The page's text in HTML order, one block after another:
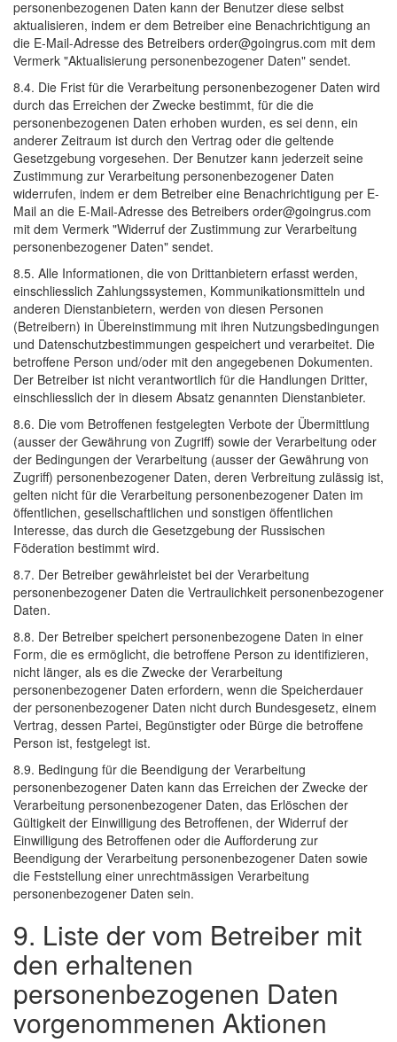
personenbezogenen Daten kann der Benutzer diese selbst
aktualisieren, indem er dem Betreiber eine Benachrichtigung an
die E-Mail-Adresse des Betreibers order@goingrus.com mit dem
Vermerk "Aktualisierung personenbezogener Daten" sendet.
8.4. Die Frist für die Verarbeitung personenbezogener Daten wird
durch das Erreichen der Zwecke bestimmt, für die die
personenbezogenen Daten erhoben wurden, es sei denn, ein
anderer Zeitraum ist durch den Vertrag oder die geltende
Gesetzgebung vorgesehen. Der Benutzer kann jederzeit seine
Zustimmung zur Verarbeitung personenbezogener Daten
widerrufen, indem er dem Betreiber eine Benachrichtigung per E-
Mail an die E-Mail-Adresse des Betreibers order@goingrus.com
mit dem Vermerk "Widerruf der Zustimmung zur Verarbeitung
personenbezogener Daten" sendet.
8.5. Alle Informationen, die von Drittanbietern erfasst werden,
einschliesslich Zahlungssystemen, Kommunikationsmitteln und
anderen Dienstanbietern, werden von diesen Personen
(Betreibern) in Übereinstimmung mit ihren Nutzungsbedingungen
und Datenschutzbestimmungen gespeichert und verarbeitet. Die
betroffene Person und/oder mit den angegebenen Dokumenten.
Der Betreiber ist nicht verantwortlich für die Handlungen Dritter,
einschliesslich der in diesem Absatz genannten Dienstanbieter.
8.6. Die vom Betroffenen festgelegten Verbote der Übermittlung
(ausser der Gewährung von Zugriff) sowie der Verarbeitung oder
der Bedingungen der Verarbeitung (ausser der Gewährung von
Zugriff) personenbezogener Daten, deren Verbreitung zulässig ist,
gelten nicht für die Verarbeitung personenbezogener Daten im
öffentlichen, gesellschaftlichen und sonstigen öffentlichen
Interesse, das durch die Gesetzgebung der Russischen
Föderation bestimmt wird.
8.7. Der Betreiber gewährleistet bei der Verarbeitung
personenbezogener Daten die Vertraulichkeit personenbezogener
Daten.
8.8. Der Betreiber speichert personenbezogene Daten in einer
Form, die es ermöglicht, die betroffene Person zu identifizieren,
nicht länger, als es die Zwecke der Verarbeitung
personenbezogener Daten erfordern, wenn die Speicherdauer
der personenbezogener Daten nicht durch Bundesgesetz, einem
Vertrag, dessen Partei, Begünstigter oder Bürge die betroffene
Person ist, festgelegt ist.
8.9. Bedingung für die Beendigung der Verarbeitung
personenbezogener Daten kann das Erreichen der Zwecke der
Verarbeitung personenbezogener Daten, das Erlöschen der
Gültigkeit der Einwilligung des Betroffenen, der Widerruf der
Einwilligung des Betroffenen oder die Aufforderung zur
Beendigung der Verarbeitung personenbezogener Daten sowie
die Feststellung einer unrechtmässigen Verarbeitung
personenbezogener Daten sein.
9. Liste der vom Betreiber mit
den erhaltenen
personenbezogenen Daten
vorgenommenen Aktionen